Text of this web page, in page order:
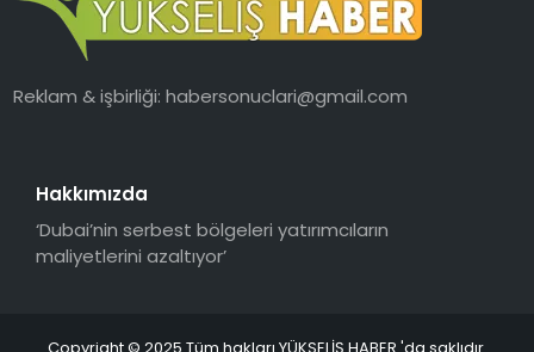
Reklam & işbirliği:habersonuclari@gmail.com
Hakkımızda
‘Dubai’nin serbest bölgeleri yatırımcıların
maliyetlerini azaltıyor’